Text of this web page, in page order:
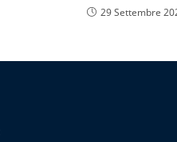
29 Settembre